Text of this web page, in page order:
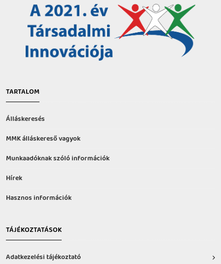
TARTALOM
Álláskeresés
MMK álláskereső vagyok
Munkaadóknak szóló információk
Hírek
Hasznos információk
TÁJÉKOZTATÁSOK
Adatkezelési tájékoztató